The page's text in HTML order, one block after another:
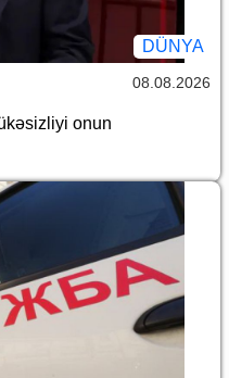
DÜNYA
08.08.2026
onun